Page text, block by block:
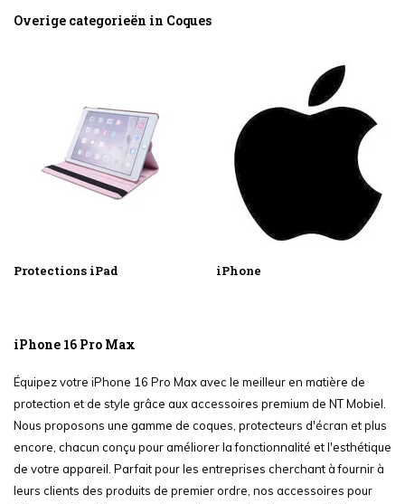
Overige categorieën in Coques
Protections iPad iPhone
iPhone 16 Pro Max
Équipez votre iPhone 16 Pro Max avec le meilleur en matière de
protection et de style grâce aux accessoires premium de NT Mobiel.
Nous proposons une gamme de coques, protecteurs d'écran et plus
encore, chacun conçu pour améliorer la fonctionnalité et l'esthétique
de votre appareil. Parfait pour les entreprises cherchant à fournir à
leurs clients des produits de premier ordre, nos accessoires pour